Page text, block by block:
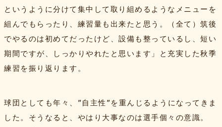
というように分けて集中して取り組めるようなメニューを
組んでもらったり、練習量も出来たと思う。（全て）筑後
でやるのは初めてだったけど、設備も整っているし、短い
期間ですが、しっかりやれたと思います」と充実した秋季
練習を振り返ります。
球団としても年々、”自主性”を重んじるようになってきま
した。そうなると、やはり大事なのは選手個々の意識。